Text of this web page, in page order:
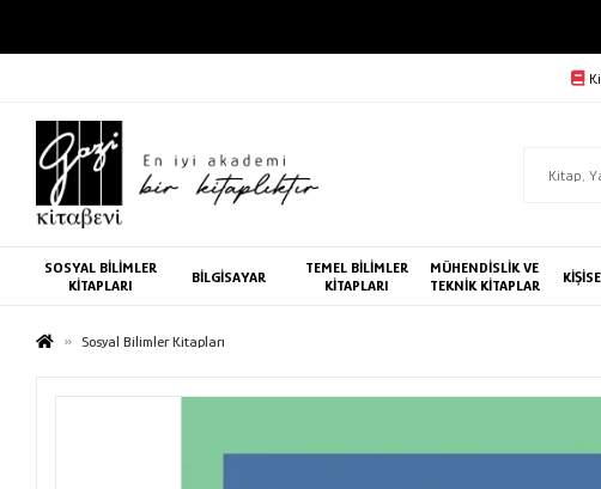
SOSYAL BİLİMLER
KİTAPLARI
BİLGİSAYAR
TEMEL BİLİMLER
KİTAPLARI
MÜHENDİSLİK VE
TEKNİK KİTAPLAR
Sosyal Bilimler Kitapları